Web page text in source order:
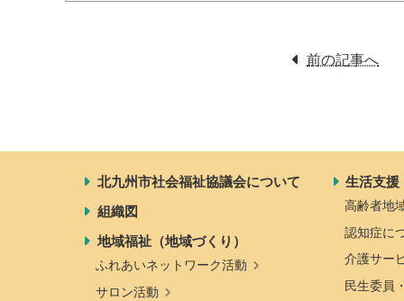
前の記事へ
北九州市社会福祉協議会について
組織図
地域福祉（地域づくり）
ふれあいネットワーク活動
サロン活動
生活支
高齢者地
認知症に
介護サー
民生委員